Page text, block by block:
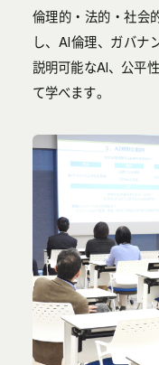
倫理的・法的・社会
し、AI倫理、ガバナ
説明可能なAI、公平
て学べます。